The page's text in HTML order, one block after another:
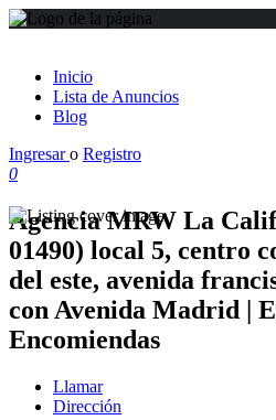
Inicio
Lista de Anuncios
Blog
Ingresaro Registro
0
Agencia MRW La
01490) local 5, centro
del este, avenida
con Avenida Madrid |
Encomiendas
Llamar
Dirección